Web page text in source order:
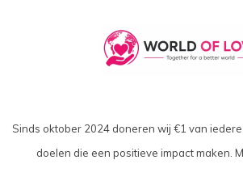
Sinds oktober 2024 doneren wij €1 van
doelen die een positieve impact maken.